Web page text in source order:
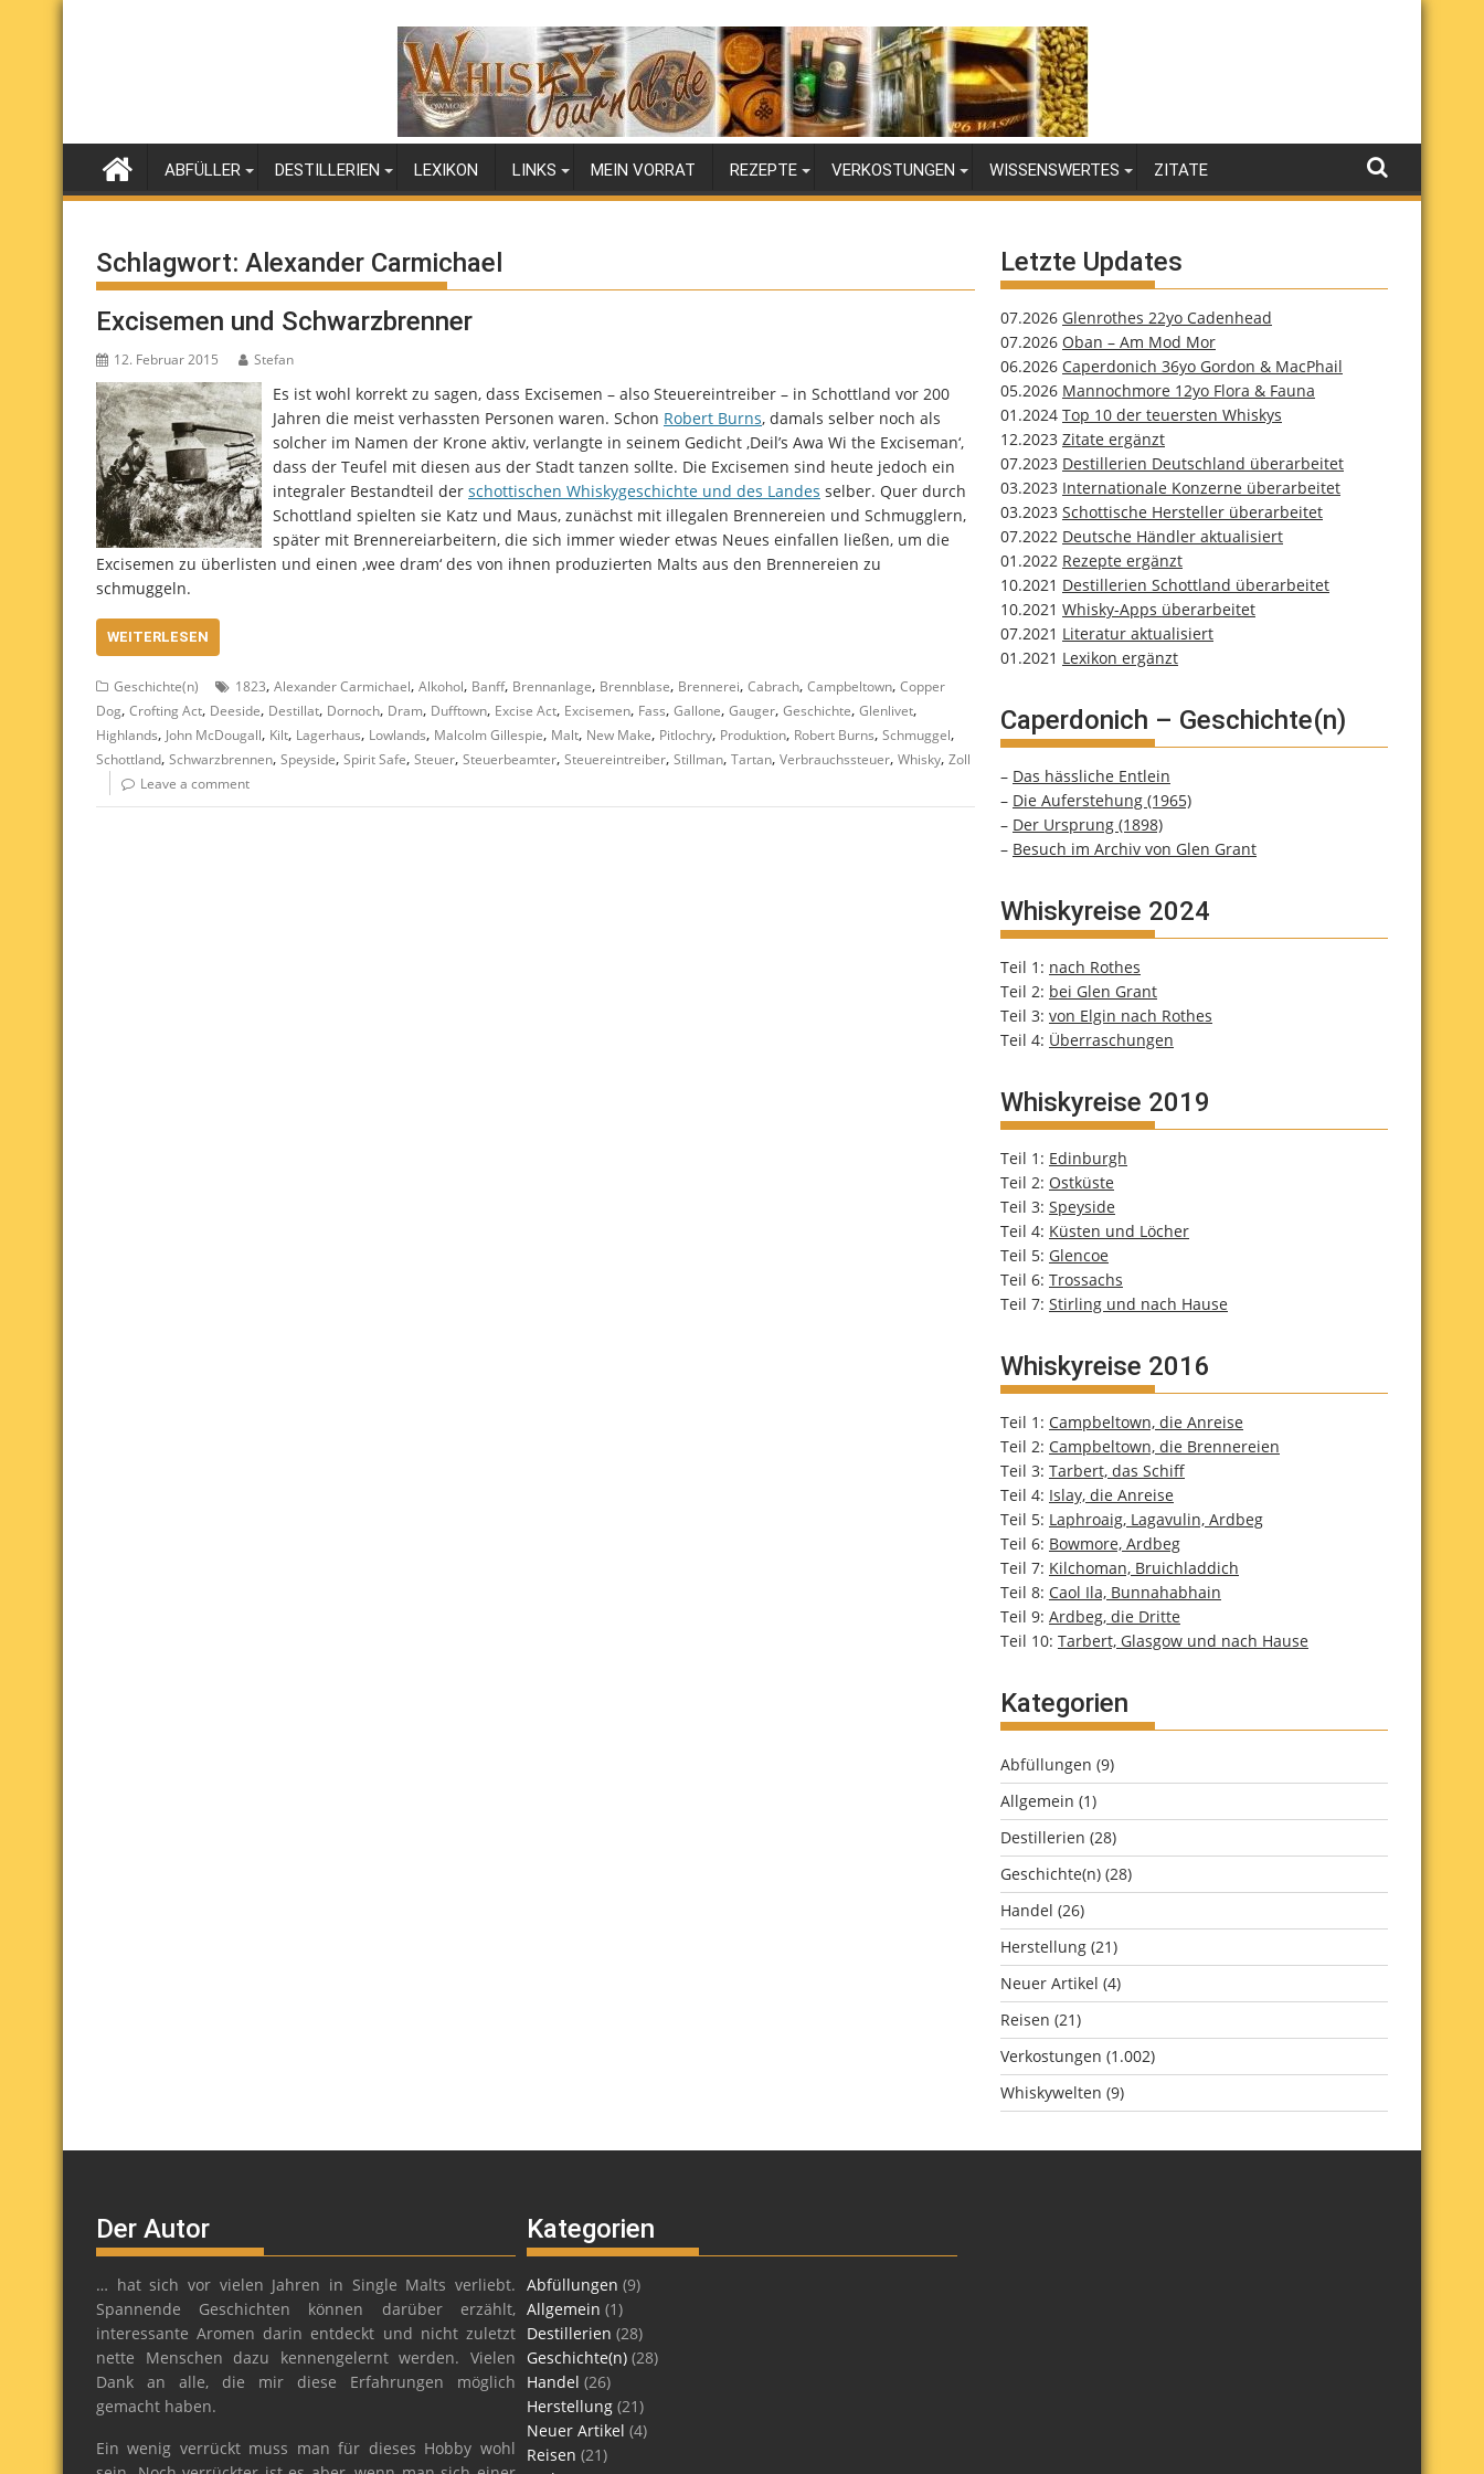
Skip
ABFÜLLER DESTILLERIEN LEXIKON LINKS MEIN VORRAT REZEPTE VERKOSTUNGEN WISSENSWERTES ZITATE
Schlagwort: Alexander Carmichael
Excisemen und Schwarzbrenner
12. Februar 2015 Stefan
Es ist wohl korrekt zu sagen, dass Excisemen – also Steuereintreiber – in Schottland vor 200
Jahren die meist verhassten Personen waren. Schon Robert Burns, damals selber noch als
solcher im Namen der Krone aktiv, verlangte in seinem Gedicht ‚Deil’s Awa Wi the Exciseman‘,
dass der Teufel mit diesen aus der Stadt tanzen sollte. Die Excisemen sind heute jedoch ein
integraler Bestandteil der schottischen Whiskygeschichte und des Landes selber. Quer durch
Schottland spielten sie Katz und Maus, zunächst mit illegalen Brennereien und Schmugglern,
später mit Brennereiarbeitern, die sich immer wieder etwas Neues einfallen ließen, um die
Excisemen zu überlisten und einen ‚wee dram‘ des von ihnen produzierten Malts aus den Brennereien zu
schmuggeln.
WEITERLESEN
Geschichte(n) 1823, Alexander Carmichael, Alkohol, Banff, Brennanlage, Brennblase, Brennerei, Cabrach, Campbeltown, Copper
Dog, Crofting Act, Deeside, Destillat, Dornoch, Dram, Dufftown, Excise Act, Excisemen, Fass, Gallone, Gauger, Geschichte, Glenlivet,
Highlands, John McDougall, Kilt, Lagerhaus, Lowlands, Malcolm Gillespie, Malt, New Make, Pitlochry, Produktion, Robert Burns, Schmuggel,
Schottland, Schwarzbrennen, Speyside, Spirit Safe, Steuer, Steuerbeamter, Steuereintreiber, Stillman, Tartan, Verbrauchssteuer, Whisky, Zoll
Leave a comment
Letzte Updates
07.2026 Glenrothes 22yo Cadenhead
07.2026 Oban – Am Mod Mor
06.2026 Caperdonich 36yo Gordon & MacPhail
05.2026 Mannochmore 12yo Flora & Fauna
01.2024 Top 10 der teuersten Whiskys
12.2023 Zitate ergänzt
07.2023 Destillerien Deutschland überarbeitet
03.2023 Internationale Konzerne überarbeitet
03.2023 Schottische Hersteller überarbeitet
07.2022 Deutsche Händler aktualisiert
01.2022 Rezepte ergänzt
10.2021 Destillerien Schottland überarbeitet
10.2021 Whisky-Apps überarbeitet
07.2021 Literatur aktualisiert
01.2021 Lexikon ergänzt
Caperdonich – Geschichte(n)
– Das hässliche Entlein
– Die Auferstehung (1965)
– Der Ursprung (1898)
– Besuch im Archiv von Glen Grant
Whiskyreise 2024
Teil 1: nach Rothes
Teil 2: bei Glen Grant
Teil 3: von Elgin nach Rothes
Teil 4: Überraschungen
Whiskyreise 2019
Teil 1: Edinburgh
Teil 2: Ostküste
Teil 3: Speyside
Teil 4: Küsten und Löcher
Teil 5: Glencoe
Teil 6: Trossachs
Teil 7: Stirling und nach Hause
Whiskyreise 2016
Teil 1: Campbeltown, die Anreise
Teil 2: Campbeltown, die Brennereien
Teil 3: Tarbert, das Schiff
Teil 4: Islay, die Anreise
Teil 5: Laphroaig, Lagavulin, Ardbeg
Teil 6: Bowmore, Ardbeg
Teil 7: Kilchoman, Bruichladdich
Teil 8: Caol Ila, Bunnahabhain
Teil 9: Ardbeg, die Dritte
Teil 10: Tarbert, Glasgow und nach Hause
Kategorien
Abfüllungen (9)
Allgemein (1)
Destillerien (28)
Geschichte(n) (28)
Handel (26)
Herstellung (21)
Neuer Artikel (4)
Reisen (21)
Verkostungen (1.002)
Whiskywelten (9)
Der Autor
… hat sich vor vielen Jahren in Single Malts verliebt.
Spannende Geschichten können darüber erzählt,
interessante Aromen darin entdeckt und nicht zuletzt
nette Menschen dazu kennengelernt werden. Vielen
Dank an alle, die mir diese Erfahrungen möglich
gemacht haben.
Ein wenig verrückt muss man für dieses Hobby wohl
Kategorien
Abfüllungen (9)
Allgemein (1)
Destillerien (28)
Geschichte(n)(28)
Handel (26)
Herstellung(21)
Neuer Artikel (4)
Reisen (21)